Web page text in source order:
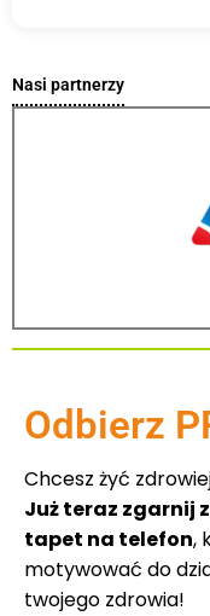
Nasi partnerzy
Odbierz
Chcesz żyć
Już teraz zgarnij
tapet na telefon,
motywować do
twojego zdrowia!